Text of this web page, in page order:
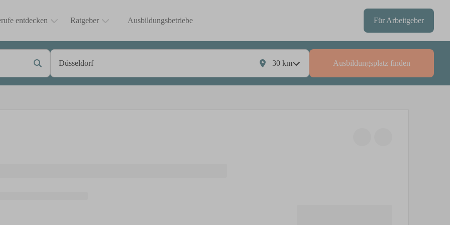
entdecken Ratgeber Ausbildungsbetriebe Für Arbeitgeber
30 km Ausbildungsplatz finden